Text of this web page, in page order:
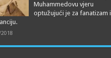
Muhammedovu vjeru
optužujući je za fanatizam i